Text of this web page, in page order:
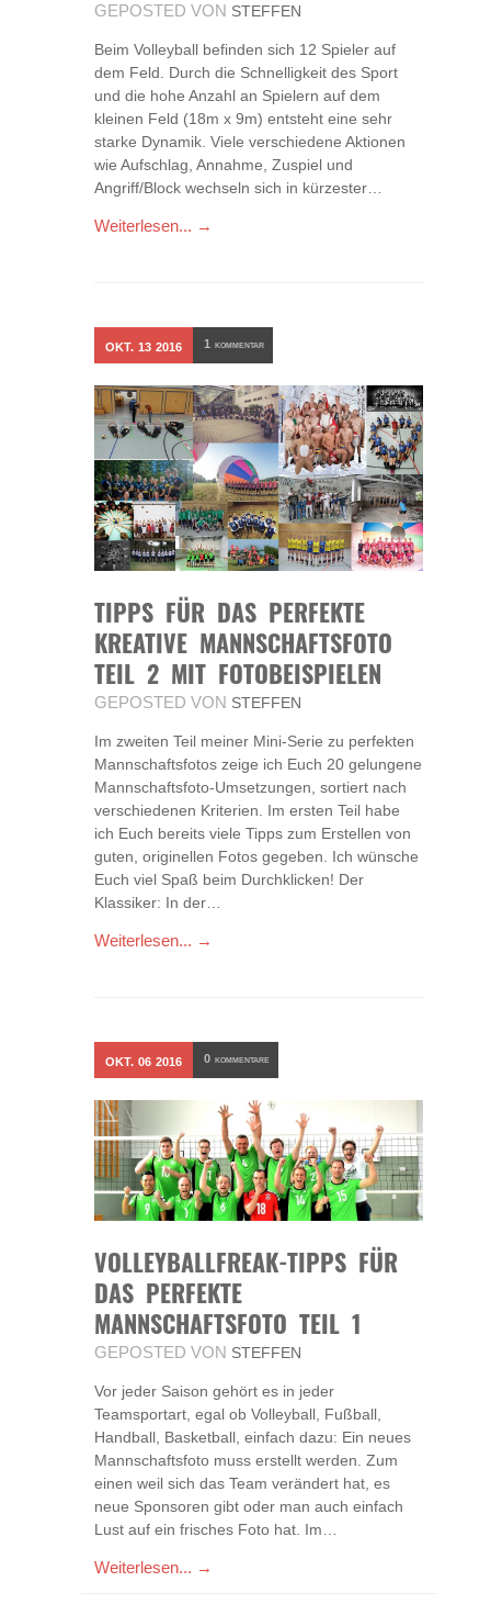
GEPOSTED VON STEFFEN
Beim Volleyball befinden sich 12 Spieler auf
dem Feld. Durch die Schnelligkeit des Sport
und die hohe Anzahl an Spielern auf dem
kleinen Feld (18m x 9m) entsteht eine sehr
starke Dynamik. Viele verschiedene Aktionen
wie Aufschlag, Annahme, Zuspiel und
Angriff/Block wechseln sich in kürzester…
Weiterlesen... →
OKT. 13 2016 1 KOMMENTAR
TIPPS FÜR DAS PERFEKTE
KREATIVE MANNSCHAFTSFOTO
TEIL 2 MIT FOTOBEISPIELEN
GEPOSTED VON STEFFEN
Im zweiten Teil meiner Mini-Serie zu perfekten
Mannschaftsfotos zeige ich Euch 20 gelungene
Mannschaftsfoto-Umsetzungen, sortiert nach
verschiedenen Kriterien. Im ersten Teil habe
ich Euch bereits viele Tipps zum Erstellen von
guten, originellen Fotos gegeben. Ich wünsche
Euch viel Spaß beim Durchklicken! Der
Klassiker: In der…
Weiterlesen... →
OKT. 06 2016 0 KOMMENTARE
VOLLEYBALLFREAK-TIPPS FÜR
DAS PERFEKTE
MANNSCHAFTSFOTO TEIL 1
GEPOSTED VON STEFFEN
Vor jeder Saison gehört es in jeder
Teamsportart, egal ob Volleyball, Fußball,
Handball, Basketball, einfach dazu: Ein neues
Mannschaftsfoto muss erstellt werden. Zum
einen weil sich das Team verändert hat, es
neue Sponsoren gibt oder man auch einfach
Lust auf ein frisches Foto hat. Im…
Weiterlesen... →